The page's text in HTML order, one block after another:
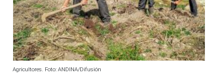
Agricultores. Foto: ANDINA/Difusión